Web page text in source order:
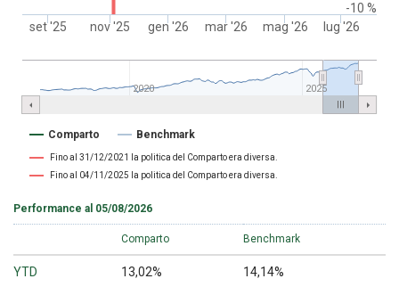
Comparto Benchmark
set '25 nov '25 gen '26 mar '26 mag '26 lug '26
2020 2025
-10 %
Fino al 31/12/2021 la politica del Comparto era diversa.
Fino al 04/11/2025 la politica del Comparto era diversa.
Performance al 05/08/2026
Comparto Benchmark
YTD 13,02% 14,14%